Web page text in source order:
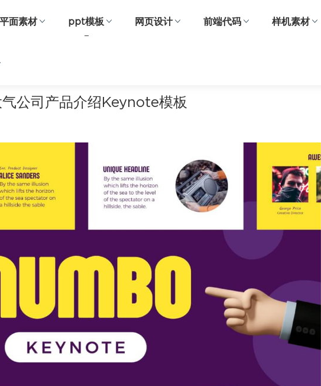
平面素材 ppt模板 网页设计 前端代码 样机素材
文
公司产品介绍Keynote模板